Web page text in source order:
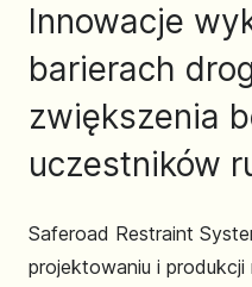
Innowacje
barierach
zwiększenia
uczestników
Saferoad Restraint
projektowaniu i